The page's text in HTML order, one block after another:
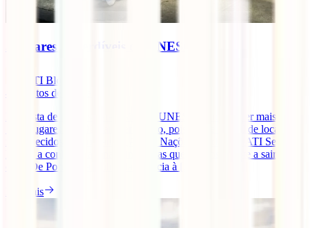
5 lugares imperdíveis da UNESCO
IATI Blog
minutos de leitura
Esta lista de lugares para visitar da UNESCO poderia ter mais de
1000 lugares – 1092 para ser exacto, pois é esse o total de locais
reconhecidos pela organização das Nações Unidas. A IATI Seguros
leva-te a conhecer apenas cinco, mas que vão inspirar-te a sair de
casa. De Portugal a Cuba, da Croácia à [...]
Ler mais